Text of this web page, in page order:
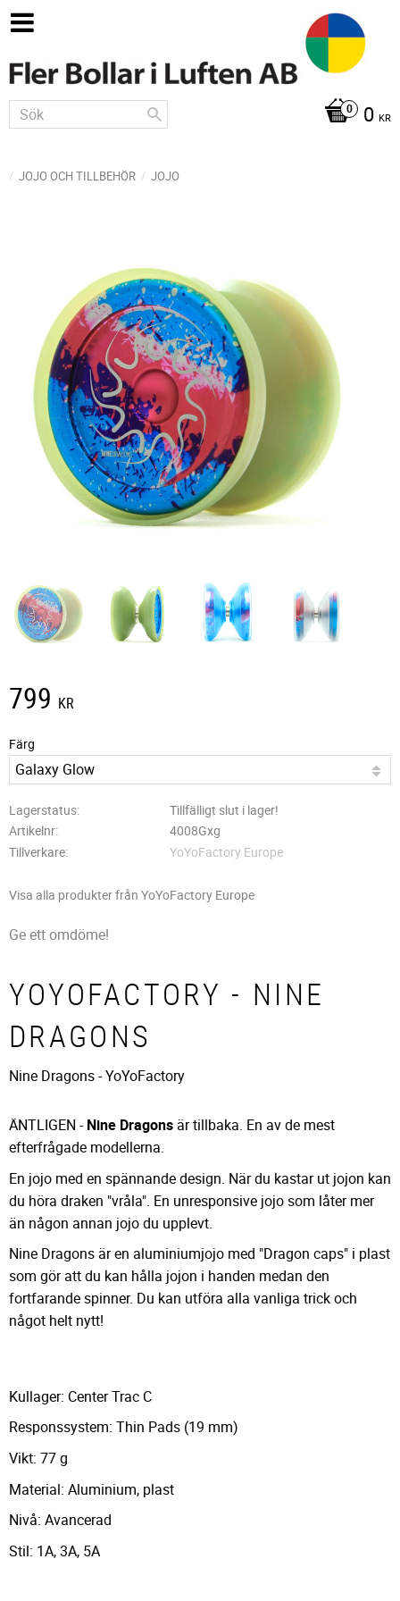
0 KR
JOJO OCH TILLBEHÖR JOJO
799 KR
Färg
Lagerstatus
Tillfälligt slut i lager!
Artikelnr
4008Gxg
Tillverkare
YoYoFactory Europe
Visa alla produkter från YoYoFactory Europe
Ge ett omdöme!
YOYOFACTORY - NINE
DRAGONS
Nine Dragons - YoYoFactory
ÄNTLIGEN - Nine Dragonsär tillbaka. En av de mest
efterfrågade modellerna.
En jojo med en spännande design. När du kastar ut jojon kan
du höra draken "vråla". En unresponsive jojo som låter mer
än någon annan jojo du upplevt.
Nine Dragons är en aluminiumjojo med "Dragon caps" i plast
som gör att du kan hålla jojon i handen medan den
fortfarande spinner. Du kan utföra alla vanliga trick och
något helt nytt!
Kullager: Center Trac C
Responssystem: Thin Pads (19 mm)
Vikt: 77 g
Material: Aluminium, plast
Nivå: Avancerad
Stil: 1A, 3A, 5A